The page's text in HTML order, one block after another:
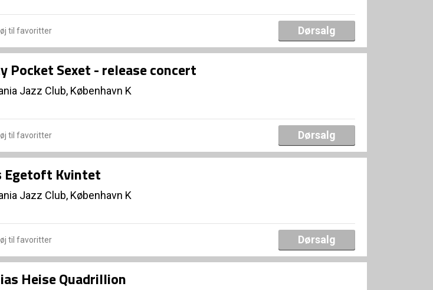
til favoritter Dørsalg
Pocket Sexet - release concert
Jazz Club, København K
til favoritter Dørsalg
Egetoft Kvintet
Jazz Club, København K
til favoritter Dørsalg
Heise Quadrillion